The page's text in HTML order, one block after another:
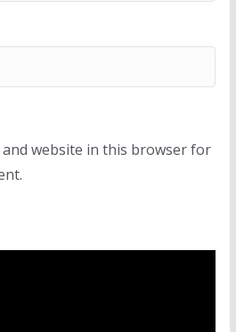
and website in this browser for